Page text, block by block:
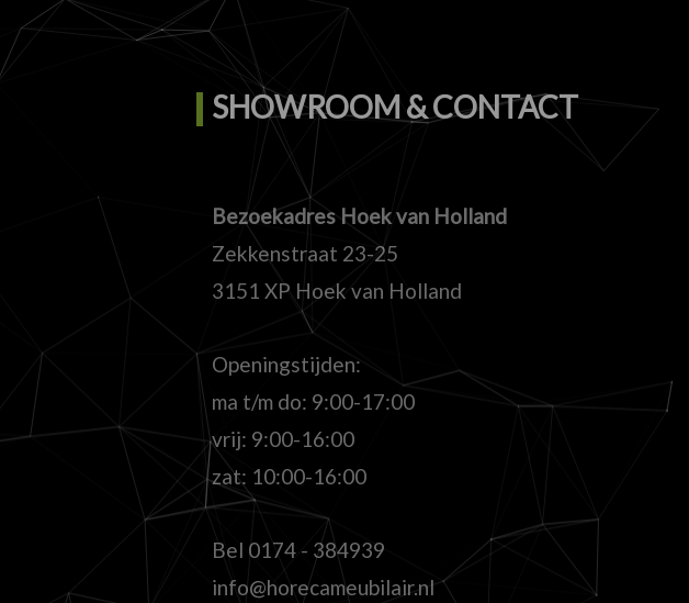
SHOWROOM & CONTACT
Bezoekadres Hoek van Holland
Zekkenstraat 23-25
3151 XP Hoek van Holland
Openingstijden:
ma t/m do: 9:00-17:00
vrij: 9:00-16:00
zat: 10:00-16:00
Bel 0174 - 384939
info@horecameubilair.nl